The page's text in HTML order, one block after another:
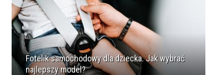
Fotelik samochodowy dla dziecka. Jak wybrać
najlepszy model?